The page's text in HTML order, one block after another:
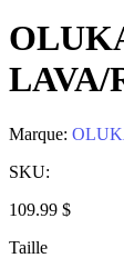
LAVA/
Marque:
SKU:
109.99 $
Taille